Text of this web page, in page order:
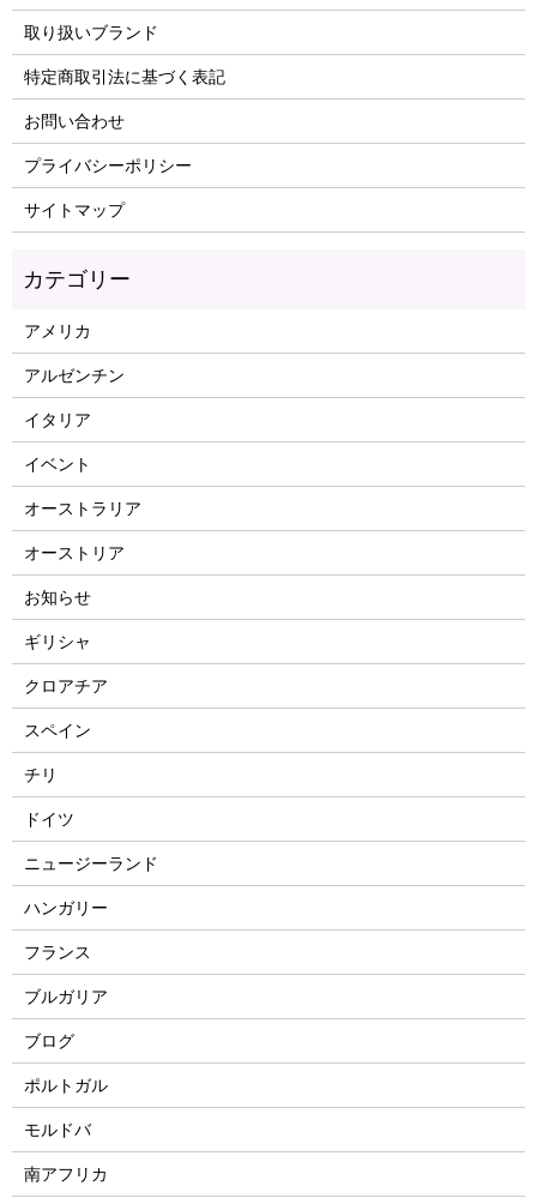
取り扱いブランド
特定商取引法に基づく表記
お問い合わせ
プライバシーポリシー
サイトマップ
アメリカ
アルゼンチン
イタリア
イベント
オーストラリア
オーストリア
お知らせ
ギリシャ
クロアチア
スペイン
チリ
ドイツ
ニュージーランド
ハンガリー
フランス
ブルガリア
ブログ
ポルトガル
モルドバ
南アフリカ